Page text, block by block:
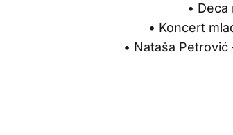
•
• Koncert
• Nataša Petrović